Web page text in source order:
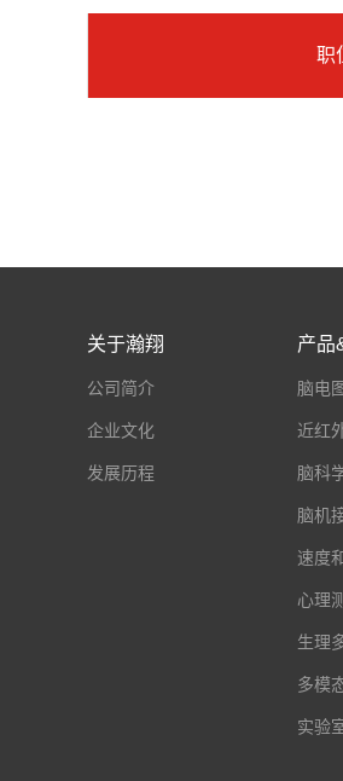
职
关于瀚翔
公司简介
企业文化
发展历程
产品
脑电
近红
脑科
脑机
速度
心理
生理
多模
实验